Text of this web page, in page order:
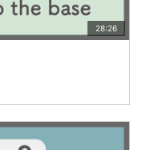
28:26